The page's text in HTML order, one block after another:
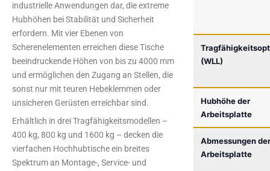
industrielle Anwendungen dar, die extreme
Hubhöhen bei Stabilität und Sicherheit
erfordern. Mit vier Ebenen von
Scherenelementen erreichen diese Tische
beeindruckende Höhen von bis zu 4000 mm
und ermöglichen den Zugang an Stellen, die
sonst nur mit teuren Hebeklemmen oder
unsicheren Gerüsten erreichbar sind.
Erhältlich in drei Tragfähigkeitsmodellen –
400 kg, 800 kg und 1600 kg – decken die
vierfachen Hochhubtische ein breites
Spektrum an Montage-, Service- und
(WLL)
Hubhöhe der
Arbeitsplatte
Abmessungen der
Arbeitsplatte